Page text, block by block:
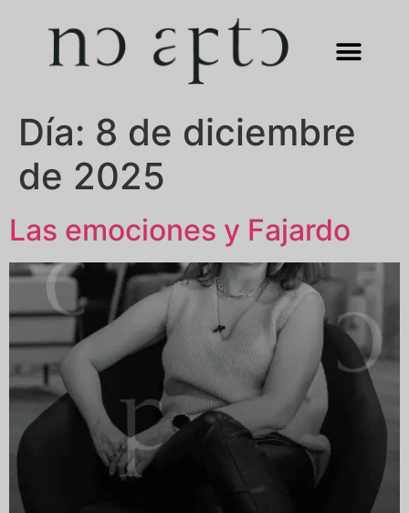
Día: 8 de diciembre
de 2025
Las emociones y Fajardo